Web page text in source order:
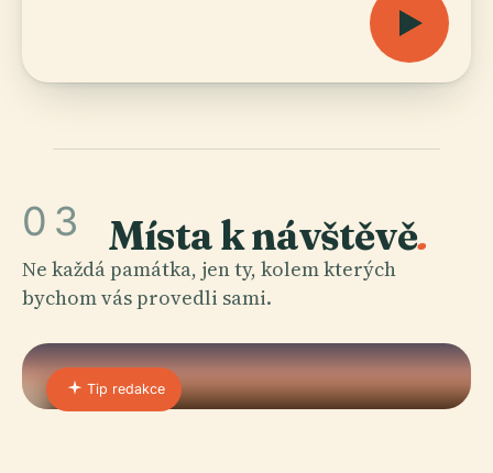
03 Místa k návštěvě.
Ne každá památka, jen ty, kolem kterých
bychom vás provedli sami.
Tip redakce